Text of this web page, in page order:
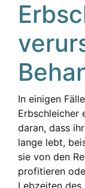
In einigen
Erbschleicher
daran, dass
lange lebt,
sie von den
profitieren